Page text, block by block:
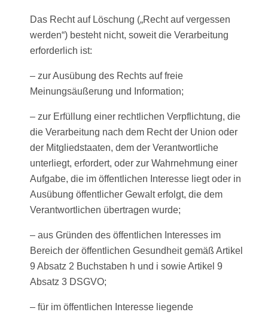
Das Recht auf Löschung („Recht auf vergessen
werden“) besteht nicht, soweit die Verarbeitung
erforderlich ist:
– zur Ausübung des Rechts auf freie
Meinungsäußerung und Information;
– zur Erfüllung einer rechtlichen Verpflichtung, die
die Verarbeitung nach dem Recht der Union oder
der Mitgliedstaaten, dem der Verantwortliche
unterliegt, erfordert, oder zur Wahrnehmung einer
Aufgabe, die im öffentlichen Interesse liegt oder in
Ausübung öffentlicher Gewalt erfolgt, die dem
Verantwortlichen übertragen wurde;
– aus Gründen des öffentlichen Interesses im
Bereich der öffentlichen Gesundheit gemäß Artikel
9 Absatz 2 Buchstaben h und i sowie Artikel 9
Absatz 3 DSGVO;
– für im öffentlichen Interesse liegende